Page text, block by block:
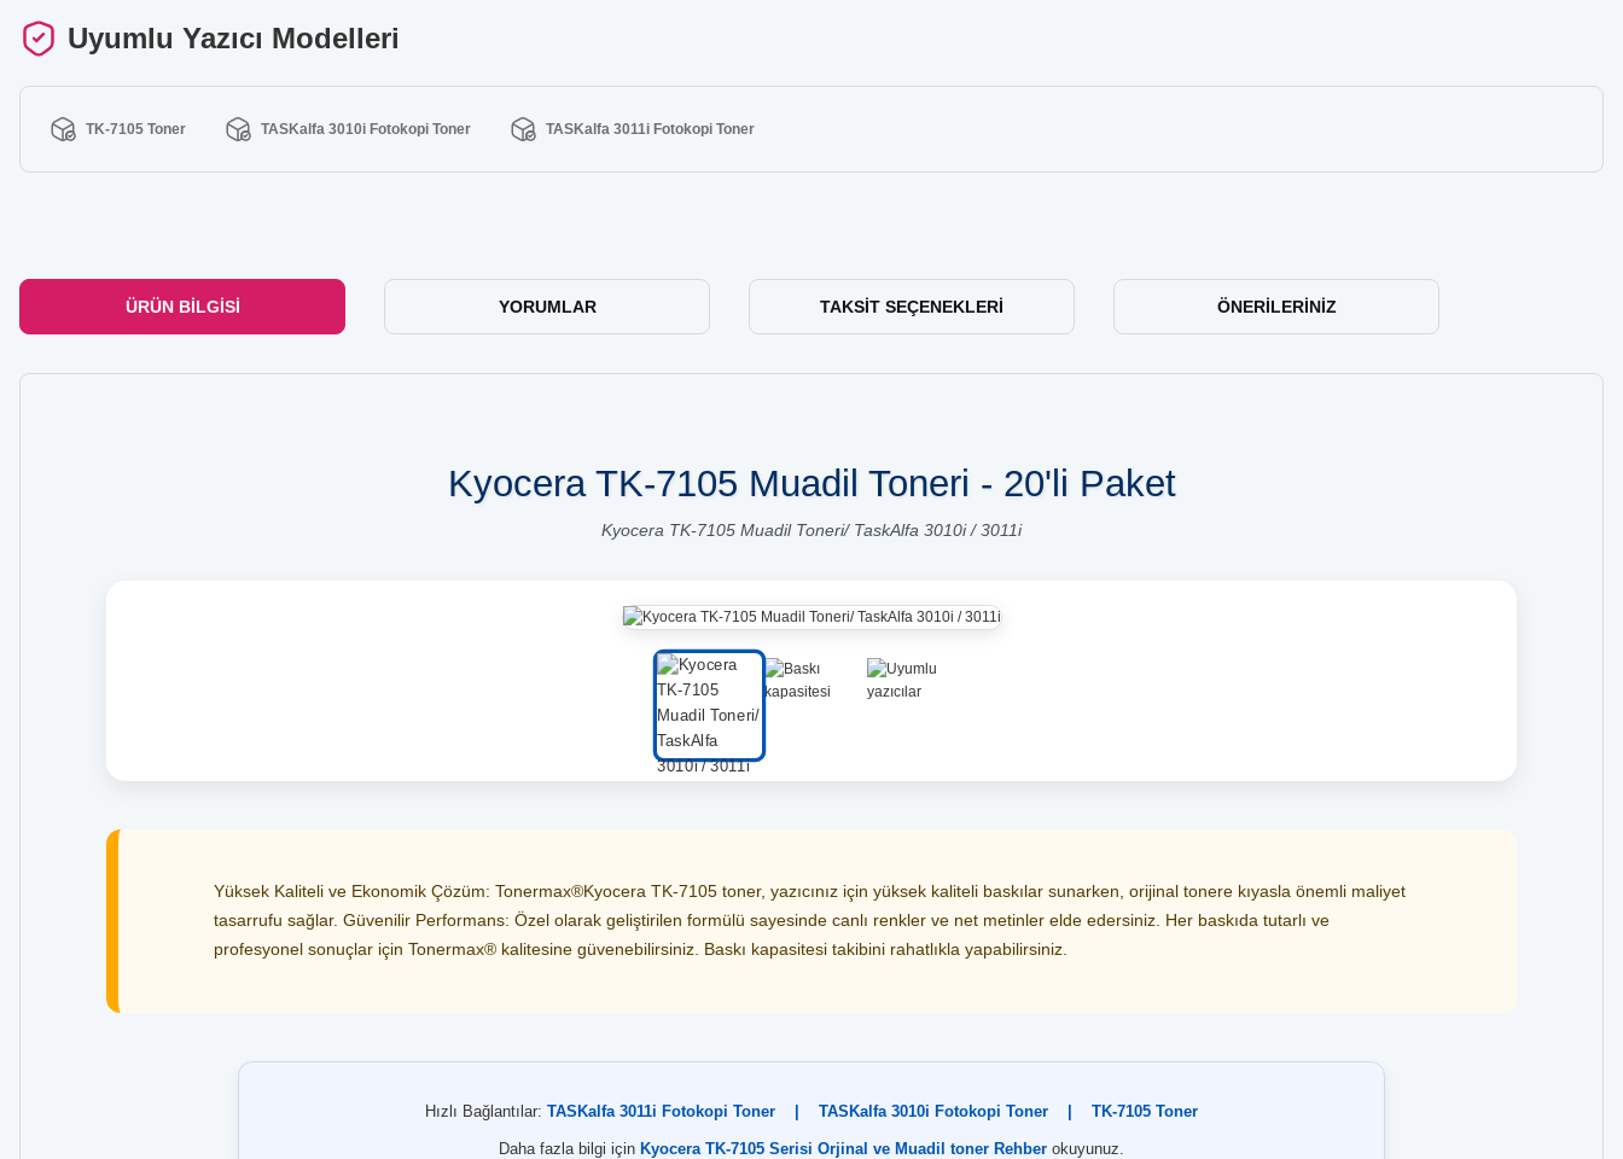
Uyumlu Yazıcı Modelleri
TK-7105 Toner TASKalfa 3010i Fotokopi Toner TASKalfa 3011i Fotokopi Toner
ÜRÜN BILGISI YORUMLAR TAKSIT SEÇENEKLERI ÖNERILERINIZ
Kyocera TK-7105 Muadil Toneri - 20'li Paket
Kyocera TK-7105 Muadil Toneri/ TaskAlfa 3010i / 3011i
Yüksek Kaliteli ve Ekonomik Çözüm: Tonermax®Kyocera TK-7105 toner, yazıcınız için yüksek kaliteli baskılar sunarken, orijinal tonere kıyasla önemli maliyet
tasarrufu sağlar. Güvenilir Performans: Özel olarak geliştirilen formülü sayesinde canlı renkler ve net metinler elde edersiniz. Her baskıda tutarlı ve
profesyonel sonuçlar için Tonermax® kalitesine güvenebilirsiniz. Baskı kapasitesi takibini rahatlıkla yapabilirsiniz.
Hızlı Bağlantılar: TASKalfa 3011i Fotokopi Toner TASKalfa 3010i Fotokopi Toner TK-7105 Toner
Daha fazla bilgi için Kyocera TK-7105 Serisi Orjinal ve Muadil toner Rehber okuyunuz.